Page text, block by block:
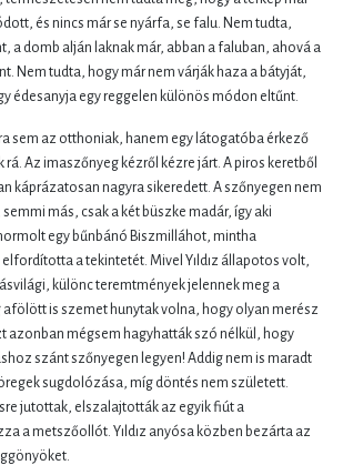
és nincs már se nyárfa, se falu. Nem tudta,
a domb alján laknak már, abban a faluban, ahová a
Nem tudta, hogy már nem várják haza a bátyját,
édesanyja egy reggelen különös módon eltűnt.
sem az otthoniak, hanem egy látogatóba érkező
Az imaszőnyeg kézről kézre járt. A piros keretből
káprázatosan nagyra sikeredett. A szőnyegen nem
más, csak a két büszke madár, így aki
egy bűnbánó Biszmilláhot, mintha
a tekintetét. Mivel Yıldız állapotos volt,
különc teremtmények jelennek meg a
afölött is szemet hunytak volna, hogy olyan merész
azonban mégsem hagyhatták szó nélkül, hogy
szánt szőnyegen legyen! Addig nem is maradt
sugdolózása, míg döntés nem született.
jutottak, elszalajtották az egyik fiút a
a metszőollót. Yıldız anyósa közben bezárta az